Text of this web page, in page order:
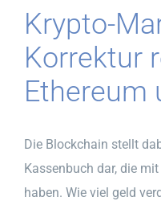
Krypto-
Korrektur
Ethereum
Die Blockchain stellt
Kassenbuch dar, die
haben. Wie viel geld